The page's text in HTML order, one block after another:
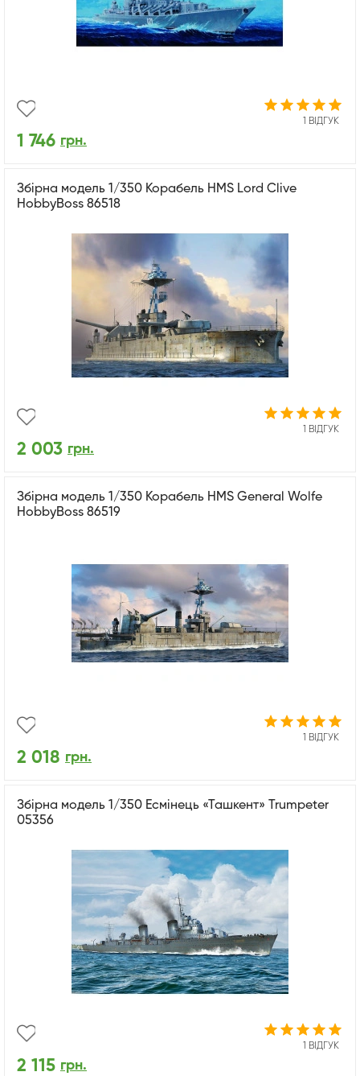
1 ВІДГУК
1 746 грн.
Збірна модель 1/350 Корабель HMS Lord Clive
HobbyBoss 86518
1 ВІДГУК
2 003 грн.
Збірна модель 1/350 Корабель HMS General Wolfe
HobbyBoss 86519
1 ВІДГУК
2 018 грн.
Збірна модель 1/350 Есмінець «Ташкент» Trumpeter
05356
1 ВІДГУК
2 115 грн.